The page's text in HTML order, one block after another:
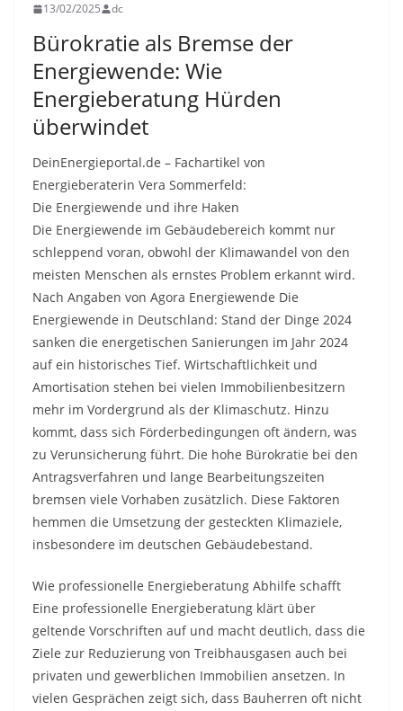
13/02/2025 dc
Bürokratie als Bremse der
Energiewende: Wie
Energieberatung Hürden
überwindet
DeinEnergieportal.de – Fachartikel von
Energieberaterin Vera Sommerfeld:
Die Energiewende und ihre Haken
Die Energiewende im Gebäudebereich kommt nur
schleppend voran, obwohl der Klimawandel von den
meisten Menschen als ernstes Problem erkannt wird.
Nach Angaben von Agora Energiewende Die
Energiewende in Deutschland: Stand der Dinge 2024
sanken die energetischen Sanierungen im Jahr 2024
auf ein historisches Tief. Wirtschaftlichkeit und
Amortisation stehen bei vielen Immobilienbesitzern
mehr im Vordergrund als der Klimaschutz. Hinzu
kommt, dass sich Förderbedingungen oft ändern, was
zu Verunsicherung führt. Die hohe Bürokratie bei den
Antragsverfahren und lange Bearbeitungszeiten
bremsen viele Vorhaben zusätzlich. Diese Faktoren
hemmen die Umsetzung der gesteckten Klimaziele,
insbesondere im deutschen Gebäudebestand.
Wie professionelle Energieberatung Abhilfe schafft
Eine professionelle Energieberatung klärt über
geltende Vorschriften auf und macht deutlich, dass die
Ziele zur Reduzierung von Treibhausgasen auch bei
privaten und gewerblichen Immobilien ansetzen. In
vielen Gesprächen zeigt sich, dass Bauherren oft nicht